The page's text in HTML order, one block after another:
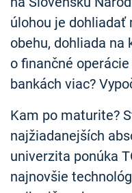
úlohou je dohliadať
obehu, dohliada na
o finančné
bankách viac?
Kam po maturite?
najžiadanejších
univerzita ponúka
najnovšie